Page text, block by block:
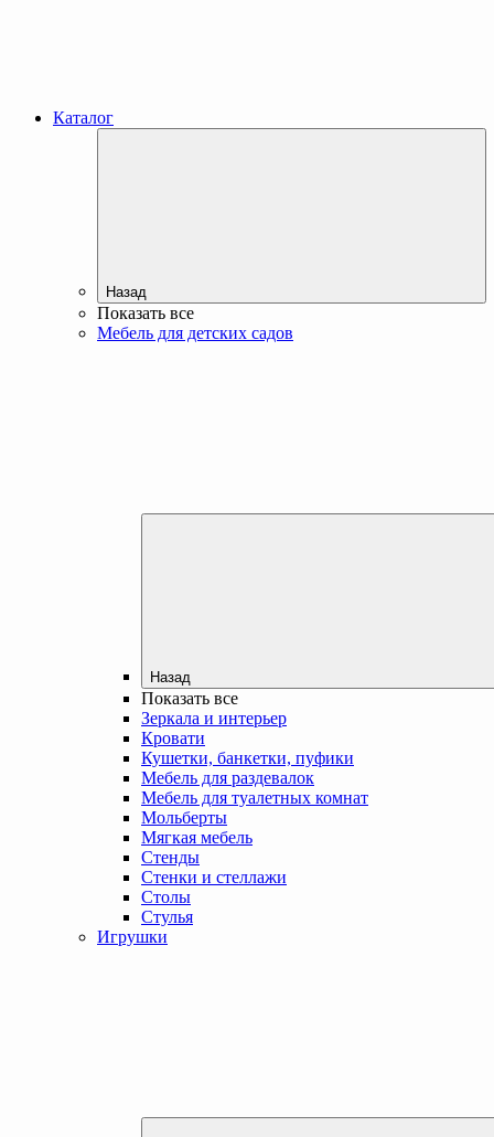
Каталог
Назад
Показать все
Мебель для детских садов
Назад
Показать все
Зеркала и интерьер
Кровати
Кушетки, банкетки, пуфики
Мебель для раздевалок
Мебель для туалетных комнат
Мольберты
Мягкая мебель
Стенды
Стенки и стеллажи
Столы
Стулья
Игрушки